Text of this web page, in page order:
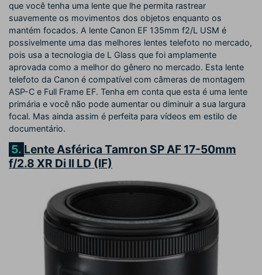
que você tenha uma lente que lhe permita rastrear
suavemente os movimentos dos objetos enquanto os
mantém focados. A lente Canon EF 135mm f2/L USM é
possivelmente uma das melhores lentes telefoto no mercado,
pois usa a tecnologia de L Glass que foi amplamente
aprovada como a melhor do gênero no mercado. Esta lente
telefoto da Canon é compatível com câmeras de montagem
ASP-C e Full Frame EF. Tenha em conta que esta é uma lente
primária e você não pode aumentar ou diminuir a sua largura
focal. Mas ainda assim é perfeita para vídeos em estilo de
documentário.
5. Lente Asférica Tamron SP AF 17-50mm
f/2.8 XR Di II LD (IF)